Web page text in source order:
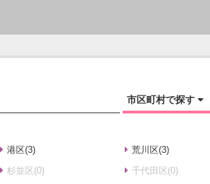
市区町村で探す
港区(3) 荒川区(3)
杉並区(0) 千代田区(0)